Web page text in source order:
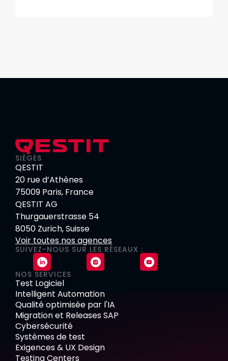
SIÈGES
QESTIT
20 rue d’Athènes
75009 Paris, France
QESTIT AG
Thurgauerstrasse 54
8050 Zurich, Suisse
Voir toutes nos agences
SUIVEZ-NOUS SUR LES RÉSEAUX :
NOS SERVICES
Test Logiciel
Intelligent Automation
Qualité optimisée par l'IA
Migration et Releases SAP
Cybersécurité
Systèmes de test
Exigences & UX Design
Testing Centers